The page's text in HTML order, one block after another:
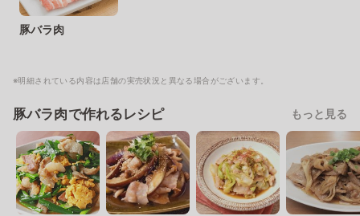
豚バラ肉
※明細されている内容は店舗の実売状況と異なる場合がございます。
豚バラ肉で作れるレシピ もっと見る